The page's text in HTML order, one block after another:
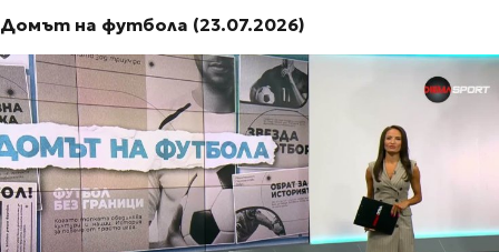
Домът на футбола (23.07.2026)